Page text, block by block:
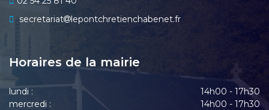
secretariat
lepontchretienchabenet.fr
Horaires de la mairie
lundi :
14h00 - 17h30
mercredi :
14h00 - 17h30